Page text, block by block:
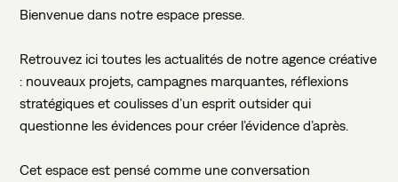
Bienvenue dans notre espace presse.
Retrouvez ici toutes les actualités de notre agence créative
: nouveaux projets, campagnes marquantes, réflexions
stratégiques et coulisses d’un esprit outsider qui
questionne les évidences pour créer l’évidence d’après.
Cet espace est pensé comme une conversation